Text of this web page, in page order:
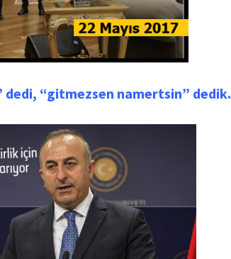
dedi, “gitmezsen namertsin” dedik.